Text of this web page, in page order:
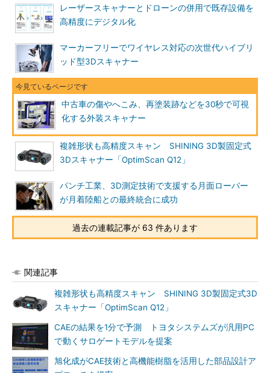
レーザースキャナーとドローンの併用で既存設備を
高精度にデジタル化
マーカーフリーでワイヤレス対応の次世代ハイブリ
ッド型3Dスキャナー
中古車の傷やへこみ、再塗装跡などを30秒で可視
化する外装スキャナー
複雑形状も高精度スキャン SHINING 3D製固定式
3Dスキャナー「OptimScan Q12」
パンチ工業、3D測定技術で支援する月面ローバー
が月着陸船との最終統合に成功
過去の連載記事が 63 件あります
関連記事
複雑形状も高精度スキャン SHINING 3D製固定式3D
スキャナー「OptimScan Q12」
CAEの結果を1分で予測 トヨタシステムズが汎用PC
で動くサロゲートモデルを提案
旭化成がCAE技術と高機能樹脂を活用した部品設計ア